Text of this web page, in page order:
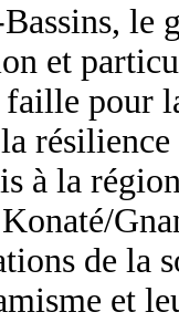
le
et
faille pour
à la
de
et